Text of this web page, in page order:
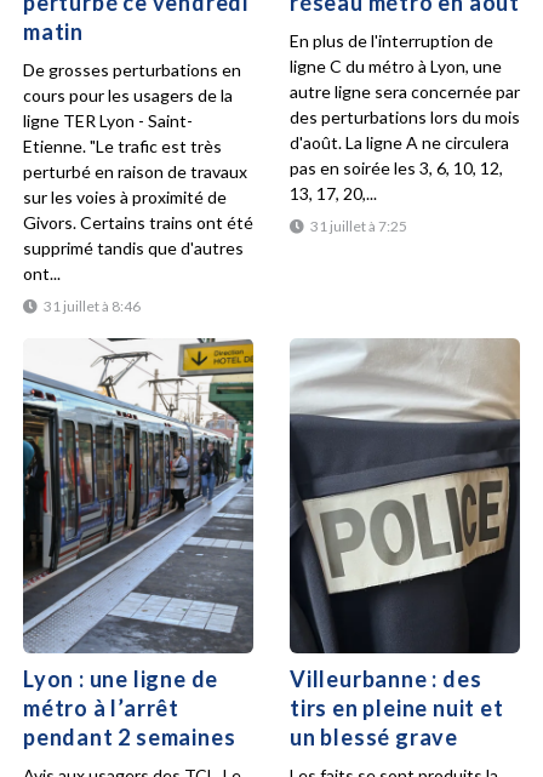
matin
31 juillet à 8:46
De grosses perturbations en
cours pour les usagers de la
ligne TER Lyon - Saint-
Etienne. "Le trafic est très
perturbé en raison de travaux
sur les voies à proximité de
Givors. Certains trains ont été
supprimé tandis que d'autres
ont...
31 juillet à 7:25
En plus de l'interruption de
ligne C du métro à Lyon, une
autre ligne sera concernée par
des perturbations lors du mois
d'août. La ligne A ne circulera
pas en soirée les 3, 6, 10, 12,
13, 17, 20,...
Lyon : une ligne de
métro à l’arrêt
pendant 2 semaines
Villeurbanne : des
tirs en pleine nuit et
un blessé grave